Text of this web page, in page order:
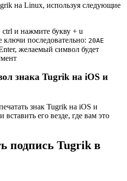
на Linux, используя следующие
и нажмите букву + u
последовательно: 20AE
желаемый символ будет
знака Tugrik на iOS и
знак Tugrik на iOS и
вставить его везде, где вам это
подпись Tugrik в